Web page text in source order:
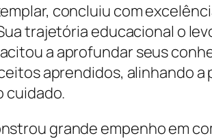
concluiu com
trajetória educacional o
a aprofundar seus
aprendidos, alinhando
cuidado.
grande empenho em